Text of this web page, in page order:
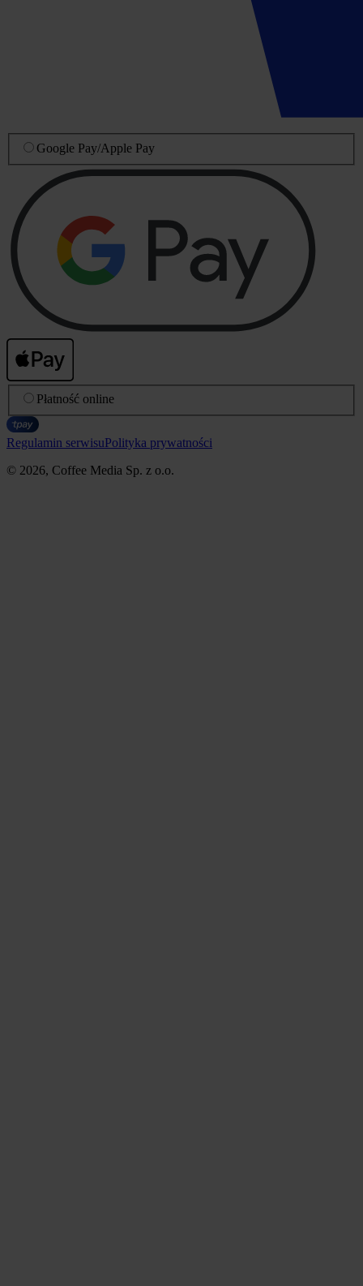
Google Pay/Apple Pay
Płatność online
Regulamin serwisuPolityka prywatności
© 2026, Coffee Media Sp. z o.o.